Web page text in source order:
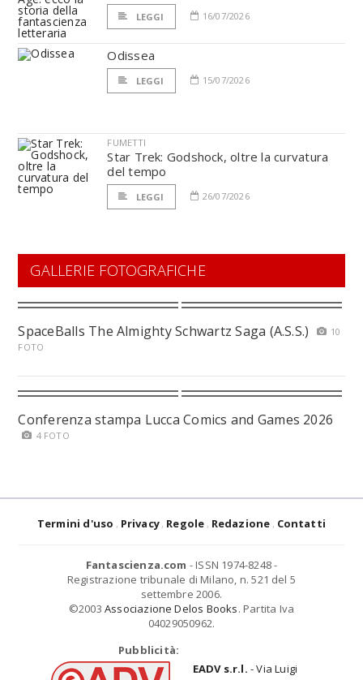
LEGGI 16/07/2026
Odissea
LEGGI 15/07/2026
FUMETTI
Star Trek: Godshock, oltre la curvatura
del tempo
LEGGI 26/07/2026
GALLERIE FOTOGRAFICHE
SpaceBalls The Almighty Schwartz Saga (A.S.S.)
10
FOTO
Conferenza stampa Lucca Comics and Games 2026
4 FOTO
Termini d'uso Privacy Regole Redazione Contatti
Fantascienza.com - ISSN 1974-8248 -
Registrazione tribunale di Milano, n. 521 del 5
settembre 2006.
©2003 Associazione Delos Books. Partita Iva
04029050962.
Pubblicità:
EADV s.r.l. - Via Luigi